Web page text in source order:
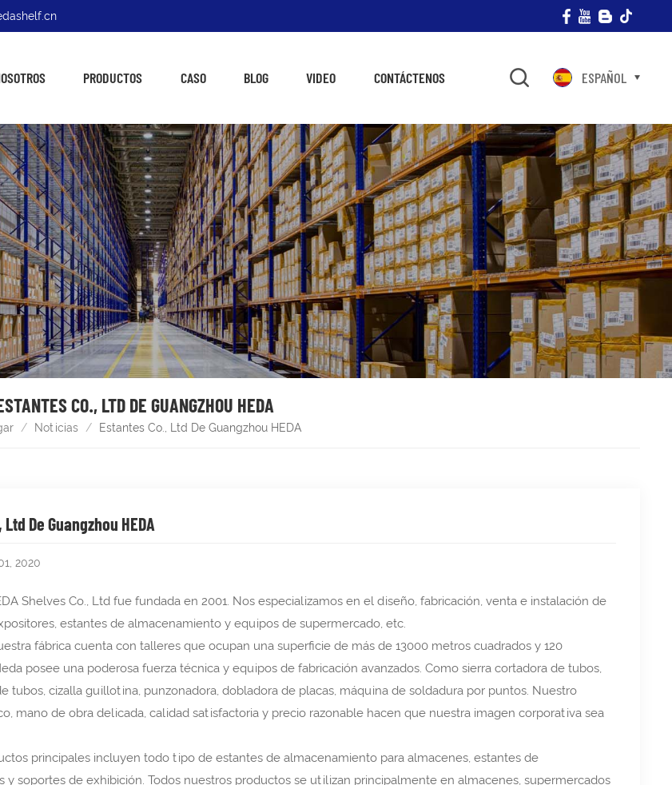
PRODUCTOS CASO BLOG VIDEO CONTÁCTENOS ESPAÑOL
CO., LTD DE GUANGZHOU HEDA
/ Noticias / Estantes Co., Ltd De Guangzhou HEDA
De Guangzhou HEDA
2020
Shelves Co., Ltd fue fundada en 2001. Nos especializamos en el diseño, fabricación, venta e instalación de
estantes de almacenamiento y equipos de supermercado, etc.
fábrica cuenta con talleres que ocupan una superficie de más de 13000 metros cuadrados y 120
posee una poderosa fuerza técnica y equipos de fabricación avanzados. Como sierra cortadora de tubos,
tubos, cizalla guillotina, punzonadora, dobladora de placas, máquina de soldadura por puntos. Nuestro
mano de obra delicada, calidad satisfactoria y precio razonable hacen que nuestra imagen corporativa sea
principales incluyen todo tipo de estantes de almacenamiento para almacenes, estantes de
y soportes de exhibición. Todos nuestros productos se utilizan principalmente en almacenes, supermercados